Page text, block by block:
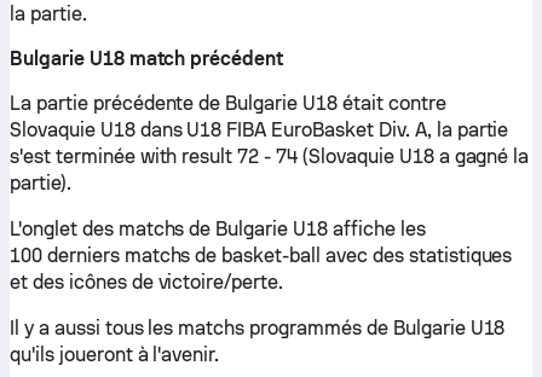
la partie.
Bulgarie U18 match précédent
La partie précédente de Bulgarie U18 était contre
Slovaquie U18 dans U18 FIBA EuroBasket Div. A, la partie
s'est terminée with result 72 - 74 (Slovaquie U18 a gagné la
partie).
L'onglet des matchs de Bulgarie U18 affiche les
100 derniers matchs de basket-ball avec des statistiques
et des icônes de victoire/perte.
Il y a aussi tous les matchs programmés de Bulgarie U18
qu'ils joueront à l'avenir.